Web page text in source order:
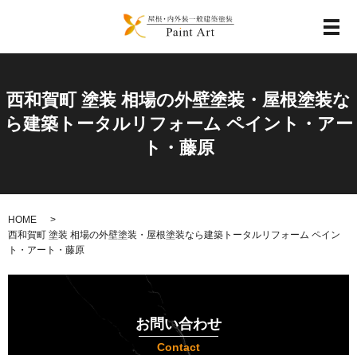
メ
西和賀町 塗装 相場の外壁塗装・屋根塗装な
ら建築トータルリフォーム ペイント・アー
ト・藤原
HOME
西和賀町 塗装 相場の外壁塗装・屋根塗装なら建築トータルリフォーム ペイン
ト・アート・藤原
お問い合わせ
Contact